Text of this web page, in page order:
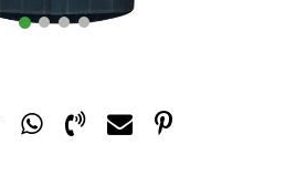
1 2 3 4